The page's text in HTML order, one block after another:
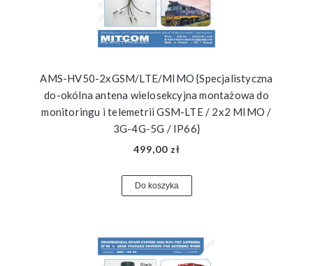
AMS-HV50-2xGSM/LTE/MIMO {Specjalistyczna
do-okólna antena wielosekcyjna montażowa do
monitoringu i telemetrii GSM-LTE / 2x2 MIMO /
3G-4G-5G / IP66}
499,00 zł
Do koszyka